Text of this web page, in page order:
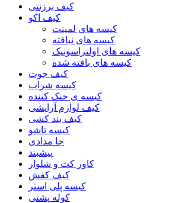
کیف برزنتی
کیف اکو
کیسه های لمینت
کیسه های نبافته
کیسه های اولتراسونیک
کیسه های بافته شده
کیف جوت
کیسه شراب
کیسه ی خنک کننده
کیف لوازم آرایشی
کیف بند کشی
کیسه تاشو
جا مدادی
پیشبند
کاور کت و شلوار
کیف کفش
کیسه پلی استر
کوله پشتی